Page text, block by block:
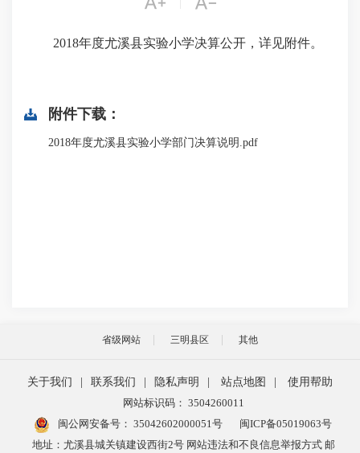
2018年度尤溪县实验小学决算公开，详见附件。
附件下载：
2018年度尤溪县实验小学部门决算说明.pdf
省级网站 三明县区 其他
关于我们 联系我们 隐私声明 站点地图
使用帮助
网站标识码： 3504260011
闽公网安备号： 35042602000051号
闽ICP备05019063号
地址：尤溪县城关镇建设西街2号 网站违法和不良信息举报方式 邮